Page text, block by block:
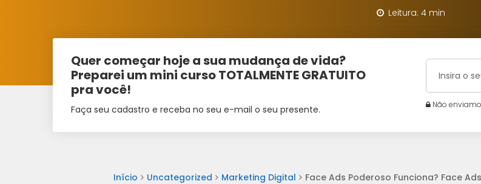
Leitura: 4 min
Quer começar hoje a sua mudança de vida?
Preparei um mini curso TOTALMENTE GRATUITO
pra você!
Faça seu cadastro e receba no seu e-mail o seu presente. Não
Início Uncategorized Marketing Digital Face Ads Poderoso Funciona? Face